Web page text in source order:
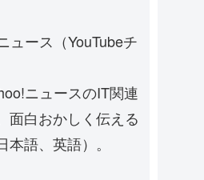
ュース（YouTubeチ
ニュースのIT関連
面白おかしく伝える
語、英語）。